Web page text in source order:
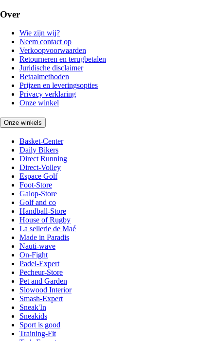
Over
Wie zijn wij?
Neem contact op
Verkoopvoorwaarden
Retourneren en terugbetalen
Juridische disclaimer
Betaalmethoden
Prijzen en leveringsopties
Privacy verklaring
Onze winkel
Onze winkels
Basket-Center
Daily Bikers
Direct Running
Direct-Volley
Espace Golf
Foot-Store
Galop-Store
Golf and co
Handball-Store
House of Rugby
La sellerie de Maé
Made in Paradis
Nauti-wave
On-Fight
Padel-Expert
Pecheur-Store
Pet and Garden
Slowood Interior
Smash-Expert
Sneak'In
Sneakids
Sport is good
Training-Fit